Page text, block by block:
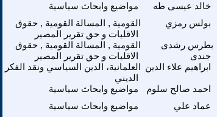
مواضيع وابحاث سياسية
خالد عيسى طه
القومية , المسالة القومية , حقوق
الاقليات و حق تقرير المصير
بولس رمزي
القومية , المسالة القومية , حقوق
الاقليات و حق تقرير المصير
بطرس رشدى
جندى
العلمانية، الدين السياسي ونقد الفكر
الديني
ابراهيم علاء الدين
مواضيع وابحاث سياسية احمد صالح سلوم
مواضيع وابحاث سياسية
عماد علي